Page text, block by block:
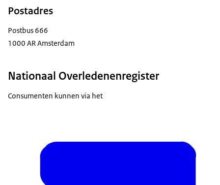
Postadres
Postbus 666
1000 AR Amsterdam
Nationaal Overledenenregister
Consumenten kunnen via het